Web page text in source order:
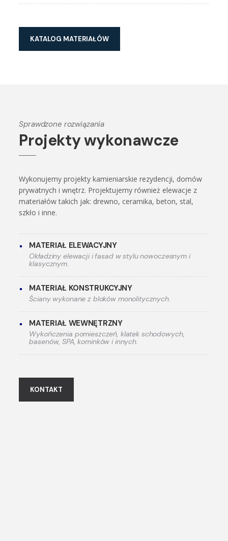
KATALOG MATERIAŁÓW
Sprawdzone rozwiązania
Projekty wykonawcze
Wykonujemy projekty kamieniarskie rezydencji, domów
prywatnych i wnętrz. Projektujemy również elewacje z
materiałów takich jak: drewno, ceramika, beton, stal,
szkło i inne.
MATERIAŁ ELEWACYJNY
Okładziny elewacji i fasad w stylu nowoczesnym i
klasycznym.
MATERIAŁ KONSTRUKCYJNY
Ściany wykonane z bloków monolitycznych.
MATERIAŁ WEWNĘTRZNY
Wykończenia pomieszczeń, klatek schodowych,
basenów, SPA, kominków i innych.
KONTAKT